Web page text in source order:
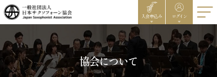
入会申込み ログイン
協会について